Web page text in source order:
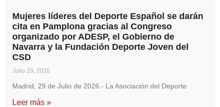
Mujeres líderes del Deporte Español se darán
cita en Pamplona gracias al Congreso
organizado por ADESP, el Gobierno de
Navarra y la Fundación Deporte Joven del
CSD
Julio 29, 2026
Madrid, 29 de Julio de 2026.- La Asociación del Deporte
Leer más »